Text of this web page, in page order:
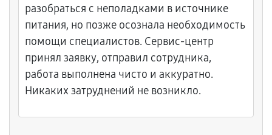
разобраться с неполадками в источнике
питания, но позже осознала необходимость
помощи специалистов. Сервис-центр
принял заявку, отправил сотрудника,
работа выполнена чисто и аккуратно.
Никаких затруднений не возникло.